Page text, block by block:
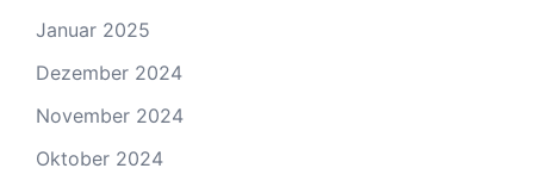
Januar 2025
Dezember 2024
November 2024
Oktober 2024